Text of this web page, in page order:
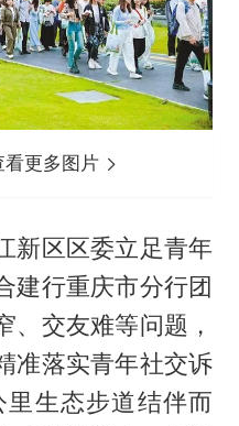
更多图片
新区区委立足青年
建行重庆市分行团
、交友难等问题，
准落实青年社交诉
生态步道结伴而